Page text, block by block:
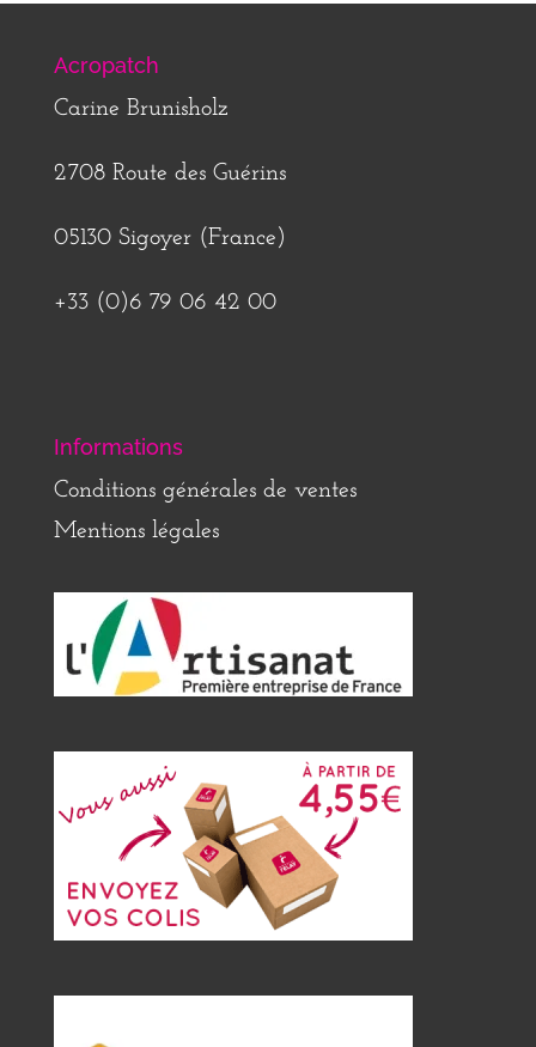
Acropatch
Carine Brunisholz
2708 Route des Guérins
05130 Sigoyer (France)
+33 (0)6 79 06 42 00
Informations
Conditions générales de ventes
Mentions légales